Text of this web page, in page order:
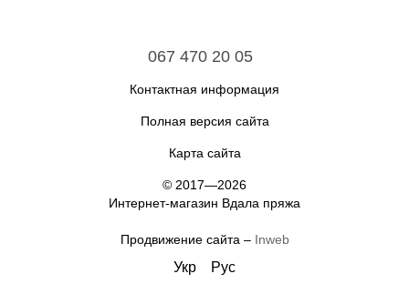
067 470 20 05
Контактная информация
Полная версия сайта
Карта сайта
© 2017—2026
Интернет-магазин Вдала пряжа
Продвижение сайта – Inweb
Укр Рус